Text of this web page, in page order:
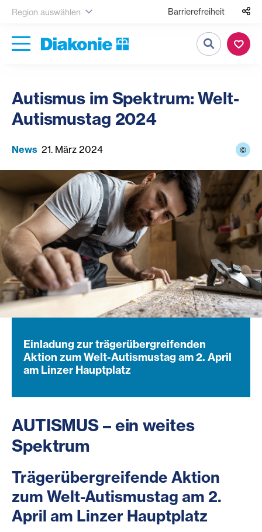
Region auswählen Barrierefreiheit
Suche
Autismus im Spektrum: Welt-
Autismustag 2024
News 21. März 2024 ©
Einladung zur trägerübergreifenden
Aktion zum Welt-Autismustag am 2. April
am Linzer Hauptplatz
AUTISMUS – ein weites
Spektrum
Trägerübergreifende Aktion
zum Welt-Autismustag am 2.
April am Linzer Hauptplatz